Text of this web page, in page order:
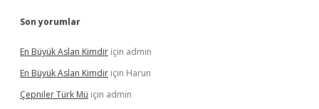
Son yorumlar
En Büyük Aslan Kimdir için admin
En Büyük Aslan Kimdir için Harun
Çepniler Türk Mü için admin